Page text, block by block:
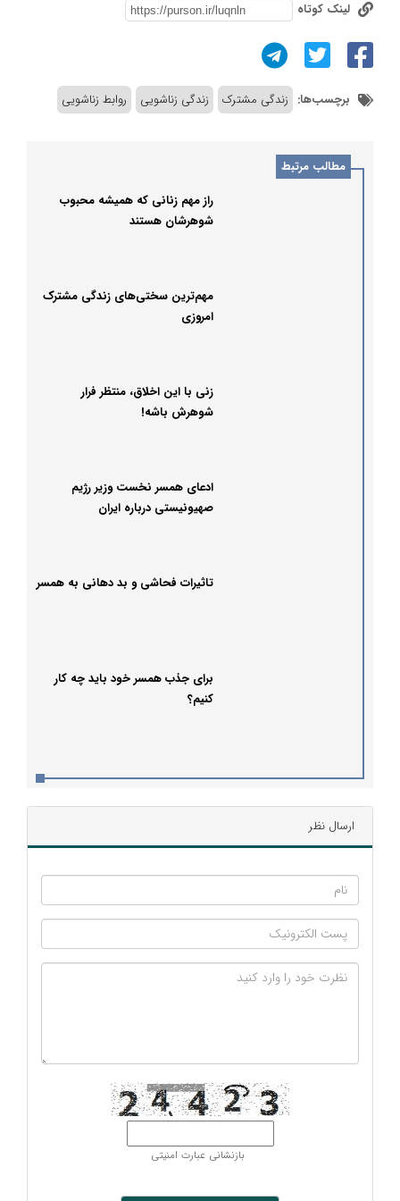
لینک کوتاه
برچسب‌ها: زندگی مشترک زندگی زناشویی روابط زناشویی
مطالب مرتبط
راز مهم زنانی که همیشه محبوب
شوهرشان هستند
مهم‌ترین سختی‌های زندگی مشترک
امروزی
زنی با این اخلاق، منتظر فرار
شوهرش باشه!
ادعای همسر نخست وزیر رژیم
صهیونیستی درباره ایران
تاثیرات فحاشی و بد دهانی به همسر
برای جذب همسر خود باید چه کار
کنیم؟
ارسال نظر
بازنشانی عبارت امنیتی